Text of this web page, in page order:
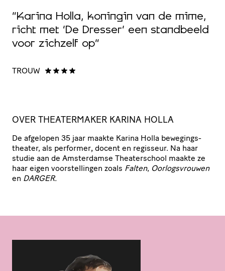
“Karina Holla, koningin van de mime,
richt met ‘De Dresser’ een standbeeld
voor zichzelf op”
TROUW
OVER THEA­TER­MAKER KARINA HOLLA
De afgelopen 35 jaar maakte Karina Holla bewe­gings­
the­ater, als performer, docent en regisseur. Na haar
studie aan de Amsterdamse Thea­ter­school maakte ze
haar eigen voor­stel­lingen zoals Falten, Oorlogs­vrouwen
en DARGER.